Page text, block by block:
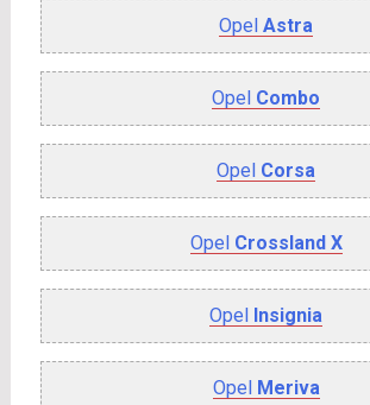
OpelAstra
Opel Combo
Opel Corsa
Opel Crossland X
Opel Insignia
Opel Meriva